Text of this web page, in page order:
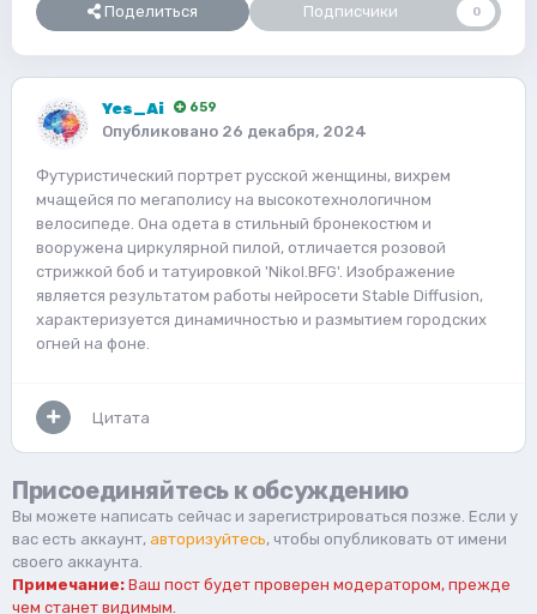
Поделиться Подписчики 0
Yes_Ai 659
Опубликовано 26 декабря, 2024
Футуристический портрет русской женщины, вихрем
мчащейся по мегаполису на высокотехнологичном
велосипеде. Она одета в стильный бронекостюм и
вооружена циркулярной пилой, отличается розовой
стрижкой боб и татуировкой 'Nikol.BFG'. Изображение
является результатом работы нейросети Stable Diffusion,
характеризуется динамичностью и размытием городских
огней на фоне.
Цитата
Присоединяйтесь к обсуждению
Вы можете написать сейчас и зарегистрироваться позже. Если у
вас есть аккаунт, авторизуйтесь, чтобы опубликовать от имени
своего аккаунта.
Примечание: Ваш пост будет проверен модератором, прежде
чем станет видимым.